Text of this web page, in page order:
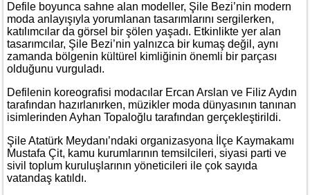
Defile boyunca sahne alan modeller, Şile Bezi’nin modern
moda anlayışıyla yorumlanan tasarımlarını sergilerken,
katılımcılar da görsel bir şölen yaşadı. Etkinlikte yer alan
tasarımcılar, Şile Bezi’nin yalnızca bir kumaş değil, aynı
zamanda bölgenin kültürel kimliğinin önemli bir parçası
olduğunu vurguladı.
Defilenin koreografisi modacılar Ercan Arslan ve Filiz Aydın
tarafından hazırlanırken, müzikler moda dünyasının tanınan
isimlerinden Ayhan Topaloğlu tarafından gerçekleştirildi.
Şile Atatürk Meydanı’ndaki organizasyona İlçe Kaymakamı
Mustafa Çit, kamu kurumlarının temsilcileri, siyasi parti ve
sivil toplum kuruluşlarının yöneticileri ile çok sayıda
vatandaş katıldı.